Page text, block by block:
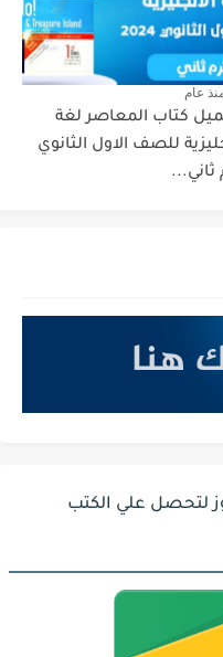
عام
كتاب المعاصر لغة
للصف الاول الثانوي
ثاني...
لتحصل علي الكتب